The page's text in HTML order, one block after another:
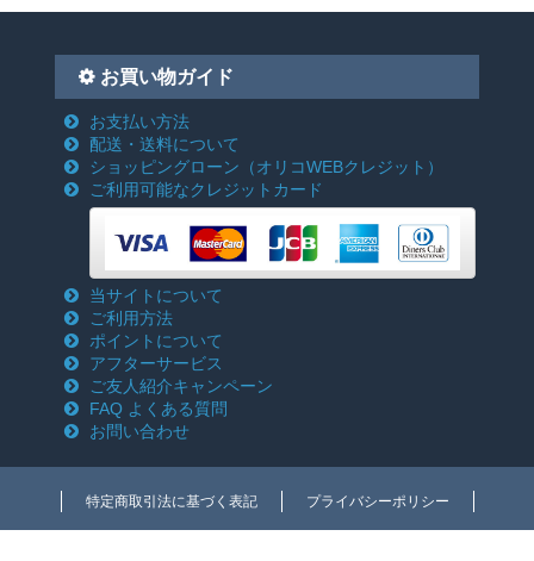
お買い物ガイド
お支払い方法
配送・送料について
ショッピングローン （オリコWEBクレジット）
ご利用可能なクレジットカード
当サイトについて
ご利用方法
ポイントについて
アフターサービス
ご友人紹介キャンペーン
FAQ よくある質問
お問い合わせ
特定商取引法に基づく表記 プライバシーポリシー